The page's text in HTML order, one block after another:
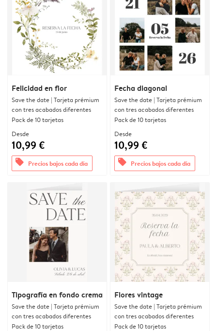
Felicidad en flor
Save the date | Tarjeta prémium
con tres acabados diferentes
Pack de 10 tarjetas
Desde
10,99 €
offers Precios bajos cada día
Fecha diagonal
Save the date | Tarjeta prémium
con tres acabados diferentes
Pack de 10 tarjetas
Desde
10,99 €
offers Precios bajos cada día
Tipografía en fondo crema
Save the date | Tarjeta prémium
con tres acabados diferentes
Pack de 10 tarjetas
Flores vintage
Save the date | Tarjeta prémium
con tres acabados diferentes
Pack de 10 tarjetas